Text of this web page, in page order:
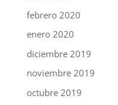
febrero 2020
enero 2020
diciembre 2019
noviembre 2019
octubre 2019